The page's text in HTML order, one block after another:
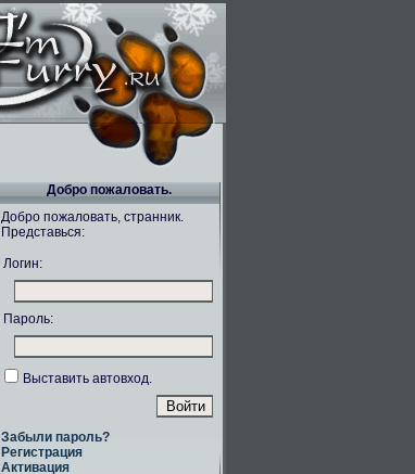
Добро пожаловать.
Добро пожаловать, странник.
Представься:
Логин:
Пароль:
Выставить автовход.
Забыли пароль?
Регистрация
Активация